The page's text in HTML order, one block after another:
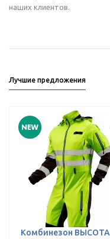
наших клиентов.
Лучшие предложения
Комбинезон ВЫСОТА